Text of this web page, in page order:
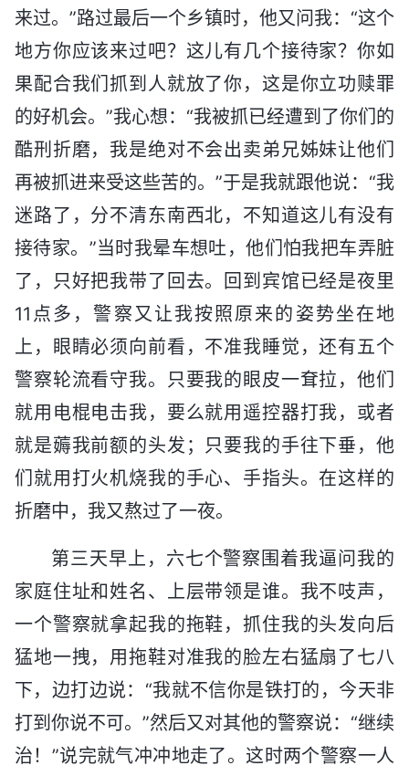
来过。”路过最后一个乡镇时，他又问我：“这个
地方你应该来过吧？这儿有几个接待家？你如
果配合我们抓到人就放了你，这是你立功赎罪
的好机会。”我心想：“我被抓已经遭到了你们的
酷刑折磨，我是绝对不会出卖弟兄姊妹让他们
再被抓进来受这些苦的。”于是我就跟他说：“我
迷路了，分不清东南西北，不知道这儿有没有
接待家。”当时我晕车想吐，他们怕我把车弄脏
了，只好把我带了回去。回到宾馆已经是夜里
11点多，警察又让我按照原来的姿势坐在地
上，眼睛必须向前看，不准我睡觉，还有五个
警察轮流看守我。只要我的眼皮一耷拉，他们
就用电棍电击我，要么就用遥控器打我，或者
就是薅我前额的头发；只要我的手往下垂，他
们就用打火机烧我的手心、手指头。在这样的
折磨中，我又熬过了一夜。
第三天早上，六七个警察围着我逼问我的
家庭住址和姓名、上层带领是谁。我不吱声，
一个警察就拿起我的拖鞋，抓住我的头发向后
猛地一拽，用拖鞋对准我的脸左右猛扇了七八
下，边打边说：“我就不信你是铁打的，今天非
打到你说不可。”然后又对其他的警察说：“继续
治！”说完就气冲冲地走了。这时两个警察一人